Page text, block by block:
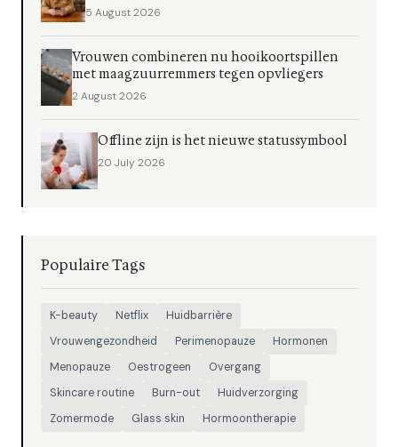
5 August 2026
Vrouwen combineren nu hooikoortspillen
met maagzuurremmers tegen opvliegers
2 August 2026
Offline zijn is het nieuwe statussymbool
20 July 2026
Populaire Tags
K-beauty Netflix
Huidbarrière
Vrouwengezondheid
Perimenopauze
Hormonen
Menopauze
Oestrogeen
Overgang
Skincare routine
Burn-out
Huidverzorging
Zomermode
Glass skin Hormoontherapie